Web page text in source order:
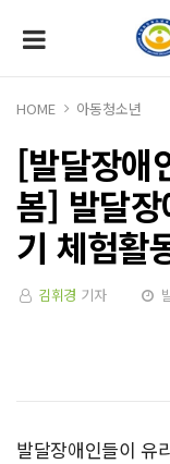
HOME 아동청소년
[발달장애
봄] 발달
기 체험
김휘경 기자
발달장애인들이 유